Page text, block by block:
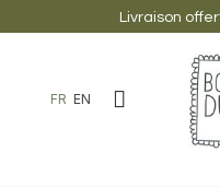
Livraison
FR EN